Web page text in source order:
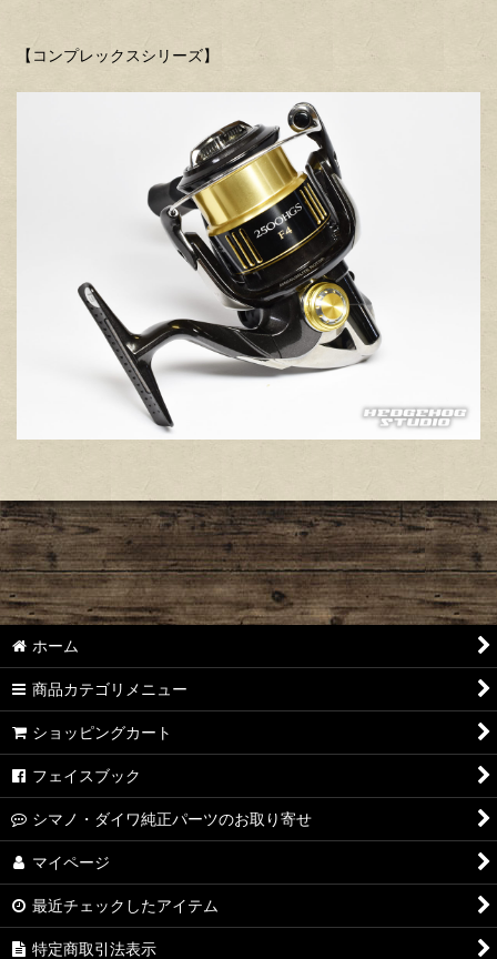
【コンプレックスシリーズ】
ホーム
商品カテゴリメニュー
ショッピングカート
フェイスブック
シマノ・ダイワ純正パーツのお取り寄せ
マイページ
最近チェックしたアイテム
特定商取引法表示